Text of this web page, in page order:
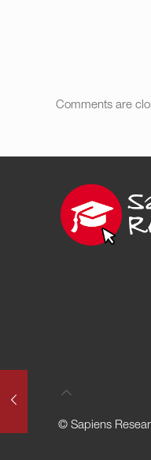
Comments are
© Sapiens